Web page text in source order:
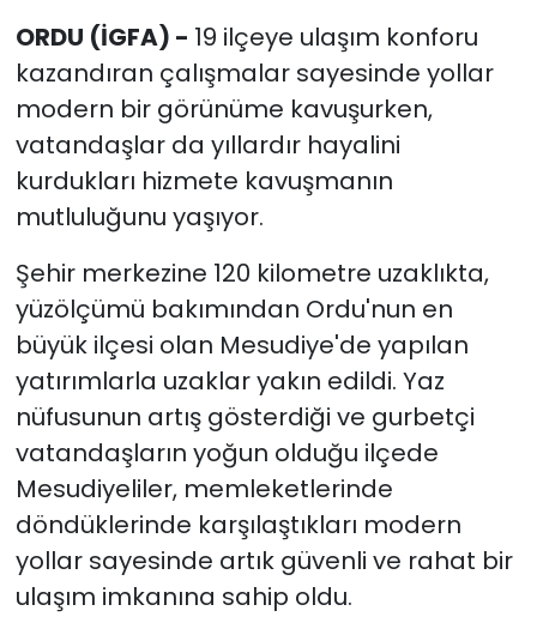
ORDU (İGFA) - 19 ilçeye ulaşım konforu
kazandıran çalışmalar sayesinde yollar
modern bir görünüme kavuşurken,
vatandaşlar da yıllardır hayalini
kurdukları hizmete kavuşmanın
mutluluğunu yaşıyor.
Şehir merkezine 120 kilometre uzaklıkta,
yüzölçümü bakımından Ordu'nun en
büyük ilçesi olan Mesudiye'de yapılan
yatırımlarla uzaklar yakın edildi. Yaz
nüfusunun artış gösterdiği ve gurbetçi
vatandaşların yoğun olduğu ilçede
Mesudiyeliler, memleketlerinde
döndüklerinde karşılaştıkları modern
yollar sayesinde artık güvenli ve rahat bir
ulaşım imkanına sahip oldu.